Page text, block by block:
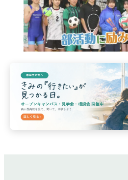
進路に応じたクラス分け
新しい時代を見すえた取り組み
グローバル教育
部活動紹介
入試案内